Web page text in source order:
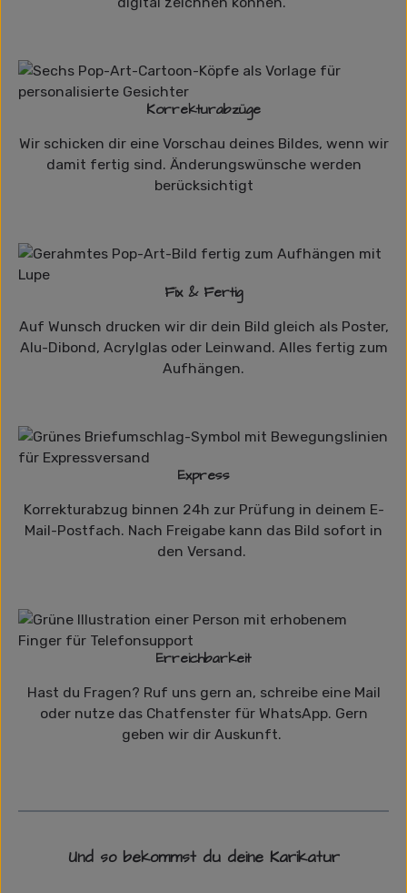
Korrekturabzüge
Wir schicken dir eine Vorschau deines Bildes, wenn wir
damit fertig sind. Änderungswünsche werden
berücksichtigt
Fix & Fertig
Auf Wunsch drucken wir dir dein Bild gleich als Poster,
Alu-Dibond, Acrylglas oder Leinwand. Alles fertig zum
Aufhängen.
Express
Korrekturabzug binnen 24h zur Prüfung in deinem E-
Mail-Postfach. Nach Freigabe kann das Bild sofort in
den Versand.
Erreichbarkeit
Hast du Fragen? Ruf uns gern an, schreibe eine Mail
oder nutze das Chatfenster für WhatsApp. Gern
geben wir dir Auskunft.
Und so bekommst du deine Karikatur